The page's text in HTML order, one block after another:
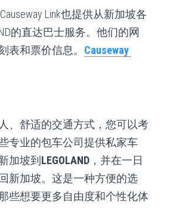
Causeway Link也提供从新加坡各
的直达巴士服务。他们的网
表和票价信息。 Causeway
、舒适的交通方式，您可以考
专业的包车公司提供私家车
加坡到 LEGOLAND ，并在一日
新加坡。这是一种方便的选
些想要更多自由度和个性化体